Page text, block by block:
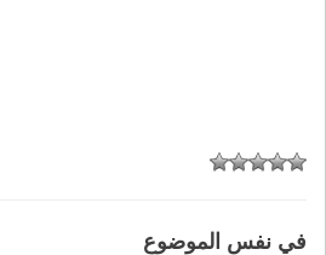
في نفس الموضوع